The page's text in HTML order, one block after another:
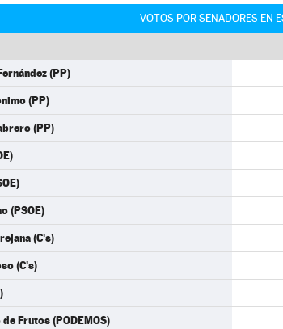
VOTOS POR SENADORES EN
(PP)
(PP)
(PP)
(PSOE)
(C's)
(C's)
Frutos (PODEMOS)